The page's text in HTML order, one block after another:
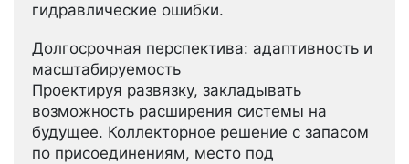
гидравлические ошибки.
Долгосрочная перспектива: адаптивность и
масштабируемость
Проектируя развязку, закладывать
возможность расширения системы на
будущее. Коллекторное решение с запасом
по присоединениям, место под